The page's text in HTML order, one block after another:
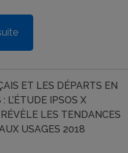
ET LES DÉPARTS EN
L’ÉTUDE IPSOS X
LES TENDANCES
USAGES 2018